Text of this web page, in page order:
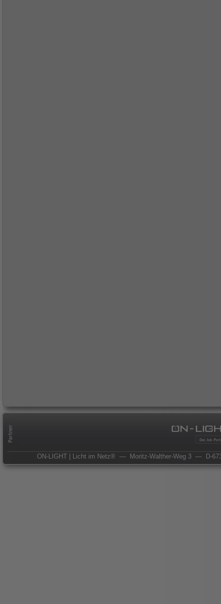
ON-LIGHT | Licht im Netz® — Moritz-Walther-Weg 3 — D-